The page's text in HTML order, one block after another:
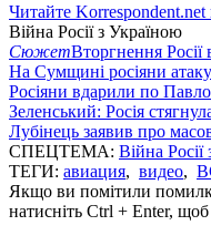
Читайте
Війна Росії з Україною
СюжетВторгнення
На Сумщині росіяни
Росіяни вдарили по
Зеленський: Росія
Лубінець заявив про
СПЕЦТЕМА: Війна
ТЕГИ: авиация, видео,
Якщо ви помітили
натисніть Ctrl + Enter,